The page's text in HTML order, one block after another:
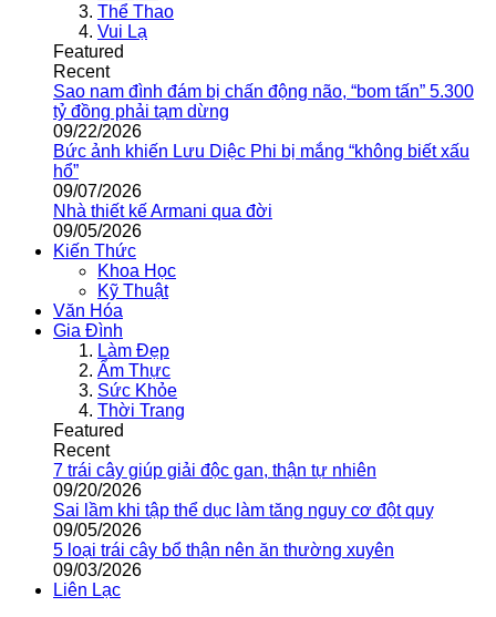
Thể Thao
Vui Lạ
Featured
Recent
Sao nam đình đám bị chấn động não, “bom tấn” 5.300
tỷ đồng phải tạm dừng
09/22/2026
Bức ảnh khiến Lưu Diệc Phi bị mắng “không biết xấu
hổ”
09/07/2026
Nhà thiết kế Armani qua đời
09/05/2026
Kiến Thức
Khoa Học
Kỹ Thuật
Văn Hóa
Gia Đình
Làm Đẹp
Ẩm Thực
Sức Khỏe
Thời Trang
Featured
Recent
7 trái cây giúp giải độc gan, thận tự nhiên
09/20/2026
Sai lầm khi tập thể dục làm tăng nguy cơ đột quỵ
09/05/2026
5 loại trái cây bổ thận nên ăn thường xuyên
09/03/2026
Liên Lạc